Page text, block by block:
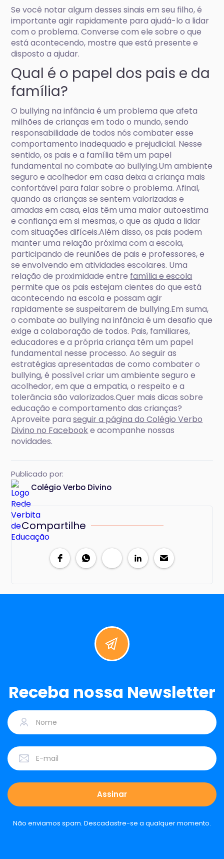
Se você notar algum desses sinais em seu filho, é
importante agir rapidamente para ajudá-lo a lidar
com o problema. Converse com ele sobre o que
está acontecendo, mostre que está presente e
disposto a ajudar.
Qual é o papel dos pais e da
família?
O bullying na infância é um problema que afeta
milhões de crianças em todo o mundo, sendo
responsabilidade de todos nós combater esse
comportamento inadequado e prejudicial. Nesse
sentido, os pais e a família têm um papel
fundamental no combate ao bullying.Um ambiente
seguro e acolhedor em casa deixa a criança mais
confortável para falar sobre o problema. Afinal,
quando as crianças se sentem valorizadas e
amadas em casa, elas têm uma maior autoestima
e confiança em si mesmas, o que as ajuda a lidar
com situações difíceis.Além disso, os pais podem
manter uma relação próxima com a escola,
participando de reuniões de pais e professores, e
se envolvendo em atividades escolares. Uma
relação de proximidade entre família e escola
permite que os pais estejam cientes do que está
acontecendo na escola e possam agir
rapidamente se suspeitarem de bullying.Em suma,
o combate ao bullying na infância é um desafio que
exige a colaboração de todos. Pais, familiares,
educadores e a própria criança têm um papel
fundamental nesse processo. Ao seguir as
estratégias apresentadas de como combater o
bullying, é possível criar um ambiente seguro e
acolhedor, em que a empatia, o respeito e a
tolerância são valorizados.Quer mais dicas sobre
educação e comportamento das crianças?
Aproveite paraseguir a página do Colégio Verbo
Divino no Facebooke acompanhe nossas
novidades.
Publicado por:
Colégio Verbo Divino
Compartilhe
Receba nossa Newsletter
Não enviamos spam. Descadastre-se a qualquer momento.